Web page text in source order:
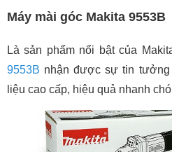
Máy mài góc Makita 9553B
Là sản phẩm nổi bật của
9553B nhận được sự tin
liệu cao cấp, hiệu quả nhanh